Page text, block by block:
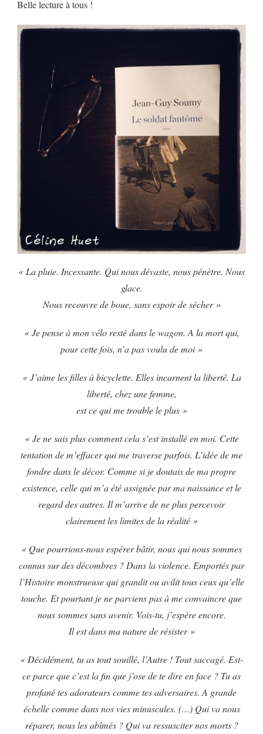
Belle lecture à tous !
« La pluie. Incessante. Qui nous dévaste, nous pénètre. Nous
glace.
Nous recouvre de boue, sans espoir de sécher »
« Je pense à mon vélo resté dans le wagon. A la mort qui,
pour cette fois, n’a pas voulu de moi »
« J’aime les filles à bicyclette. Elles incarnent la liberté. La
liberté, chez une femme,
est ce qui me trouble le plus »
« Je ne sais plus comment cela s’est installé en moi. Cette
tentation de m’effacer qui me traverse parfois. L’idée de me
fondre dans le décor. Comme si je doutais de ma propre
existence, celle qui m’a été assignée par ma naissance et le
regard des autres. Il m’arrive de ne plus percevoir
clairement les limites de la réalité »
« Que pourrions-nous espérer bâtir, nous qui nous sommes
connus sur des décombres ? Dans la violence. Emportés par
l’Histoire monstrueuse qui grandit ou avilit tous ceux qu’elle
touche. Et pourtant je ne parviens pas à me convaincre que
nous sommes sans avenir. Vois-tu, j’espère encore.
Il est dans ma nature de résister »
« Décidément, tu as tout souillé, l’Autre ! Tout saccagé. Est-
ce parce que c’est la fin que j’ose de te dire en face ? Tu as
profané tes adorateurs comme tes adversaires. A grande
échelle comme dans nos vies minuscules. (…) Qui va nous
réparer, nous les abîmés ? Qui va ressusciter nos morts ?